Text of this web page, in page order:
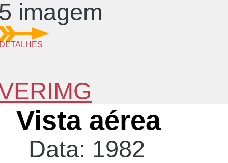
imagem
Vista aérea
Data: 1982